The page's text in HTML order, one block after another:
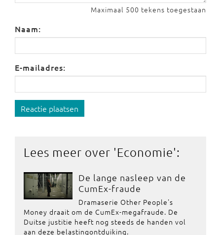
Maximaal 500 tekens toegestaan
Naam:
E-mailadres:
Reactie plaatsen
Lees meer over 'Economie':
De lange nasleep van de
CumEx-fraude
Dramaserie Other People's
Money draait om de CumEx-megafraude. De
Duitse justitie heeft nog steeds de handen vol
aan deze belastingontduiking.